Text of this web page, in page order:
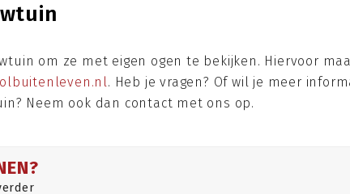
om ze met eigen ogen te bekijken. Hiervoor
. Heb je vragen? Of wil je meer
Neem ook dan contact met ons op.